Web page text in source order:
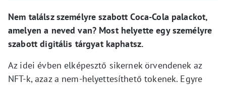
Nem találsz személyre szabott Coca-Cola palackot,
amelyen a neved van? Most helyette egy személyre
szabott digitális tárgyat kaphatsz.
Az idei évben elképesztő sikernek örvendenek az
NFT-k, azaz a nem-helyettesíthető tokenek. Egyre